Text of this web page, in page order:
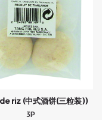
riz (中式酒饼(三粒装))
3P